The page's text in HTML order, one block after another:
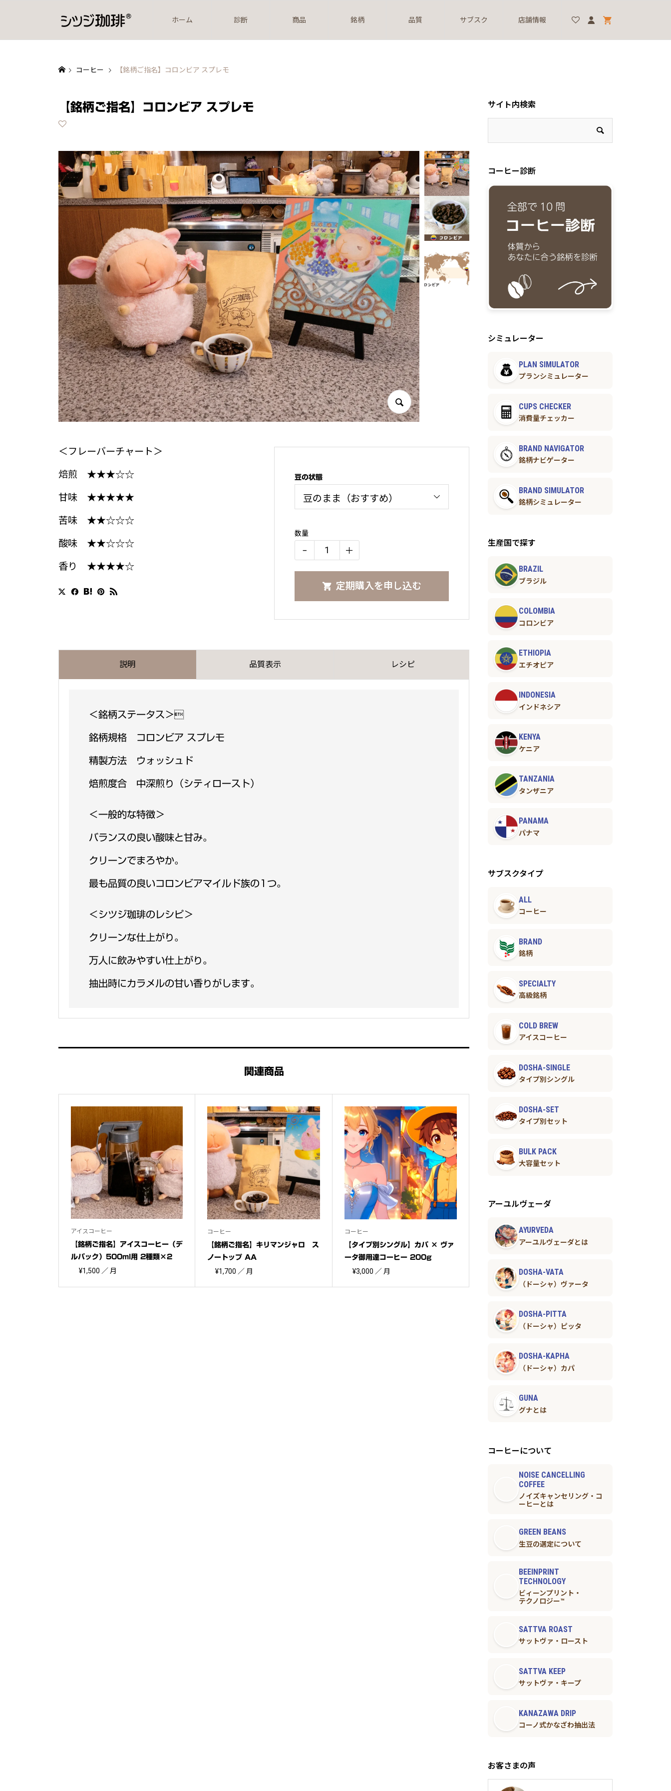
ホーム 診断 商品 銘柄 品質 サブスク 店舗情報
コーヒー 【銘柄ご指名】コロンビア スプレモ
【銘柄ご指名】コロンビア スプレモ
＜フレーバーチャート＞
焙煎 ★★★☆☆
甘味 ★★★★★
苦味 ★★☆☆☆
酸味 ★★☆☆☆
香り ★★★★☆
豆の状態
数量
柄
ア
− ＋
定期購入を申し込む
説明 品質表示 レシピ お届け
＜銘柄ステータス＞
銘柄規格 コロンビア スプレモ
精製方法 ウォッシュド
焙煎度合 中深煎り（シティロースト）
＜一般的な特徴＞
バランスの良い酸味と甘み。
クリーンでまろやか。
最も品質の良いコロンビアマイルド族の1つ。
＜シツジ珈琲のレシピ＞
クリーンな仕上がり。
万人に飲みやすい仕上がり。
抽出時にカラメルの甘い香りがします。
関連商品
アイスコーヒー
【銘柄ご指名】アイスコーヒー（デ
ルパック）500ml用 2種類×2
¥1,500 ／ 月
コーヒー
【銘柄ご指名】キリマンジャロ ス
ノートップ AA
¥1,700 ／ 月
コーヒー
【タイプ別シングル】カパ × ヴァ
ータ御用達コーヒー 200g
¥3,000 ／ 月
サイト内検索
コーヒー診断
シミュレーター
PLAN SIMULATOR
プランシミュレーター
CUPS CHECKER
消費量チェッカー
BRAND NAVIGATOR
銘柄ナビゲーター
BRAND SIMULATOR
銘柄シミュレーター
生産国で探す
BRAZIL
ブラジル
COLOMBIA
コロンビア
ETHIOPIA
エチオピア
INDONESIA
インドネシア
KENYA
ケニア
TANZANIA
タンザニア
PANAMA
パナマ
サブスクタイプ
ALL
コーヒー
BRAND
銘柄
SPECIALTY
高級銘柄
COLD BREW
アイスコーヒー
DOSHA-SINGLE
タイプ別シングル
DOSHA-SET
タイプ別セット
BULK PACK
大容量セット
アーユルヴェーダ
AYURVEDA
アーユルヴェーダとは
DOSHA-VATA
（ドーシャ）ヴァータ
DOSHA-PITTA
（ドーシャ）ピッタ
DOSHA-KAPHA
（ドーシャ）カパ
GUNA
グナとは
コーヒーについて
NOISE CANCELLING
COFFEE
ノイズキャンセリング・コ
ーヒーとは
GREEN BEANS
生豆の選定について
BEEINPRINT
TECHNOLOGY
ビィーンプリント・
テクノロジー™︎
SATTVA ROAST
サットヴァ・ロースト
SATTVA KEEP
サットヴァ・キープ
KANAZAWA DRIP
コーノ式かなざわ抽出法
お客さまの声